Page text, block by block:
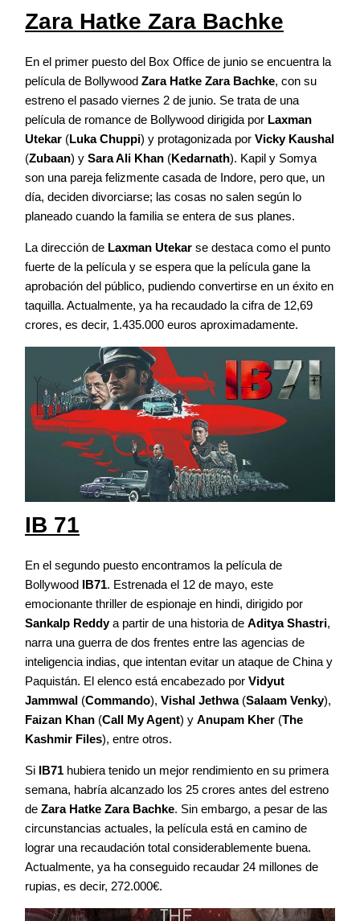
Zara Hatke Zara Bachke
En el primer puesto del Box Office de junio se encuentra la
película de Bollywood Zara Hatke Zara Bachke, con su
estreno el pasado viernes 2 de junio. Se trata de una
película de romance de Bollywood dirigida por Laxman
Utekar (Luka Chuppi) y protagonizada por Vicky Kaushal
(Zubaan) y Sara Ali Khan (Kedarnath). Kapil y Somya
son una pareja felizmente casada de Indore, pero que, un
día, deciden divorciarse; las cosas no salen según lo
planeado cuando la familia se entera de sus planes.
La dirección de Laxman Utekar se destaca como el punto
fuerte de la película y se espera que la película gane la
aprobación del público, pudiendo convertirse en un éxito en
taquilla. Actualmente, ya ha recaudado la cifra de 12,69
crores, es decir, 1.435.000 euros aproximadamente.
IB 71
En el segundo puesto encontramos la película de
Bollywood IB71. Estrenada el 12 de mayo, este
emocionante thriller de espionaje en hindi, dirigido por
Sankalp Reddya partir de una historia de Aditya Shastri,
narra una guerra de dos frentes entre las agencias de
inteligencia indias, que intentan evitar un ataque de China y
Paquistán. El elenco está encabezado por Vidyut
Jammwal (Commando), Vishal Jethwa (Salaam Venky),
Faizan Khan (Call My Agent) y Anupam Kher (The
Kashmir Files), entre otros.
Si IB71 hubiera tenido un mejor rendimiento en su primera
semana, habría alcanzado los 25 crores antes del estreno
de Zara Hatke Zara Bachke. Sin embargo, a pesar de las
circunstancias actuales, la película está en camino de
lograr una recaudación total considerablemente buena.
Actualmente, ya ha conseguido recaudar 24 millones de
rupias, es decir, 272.000€.